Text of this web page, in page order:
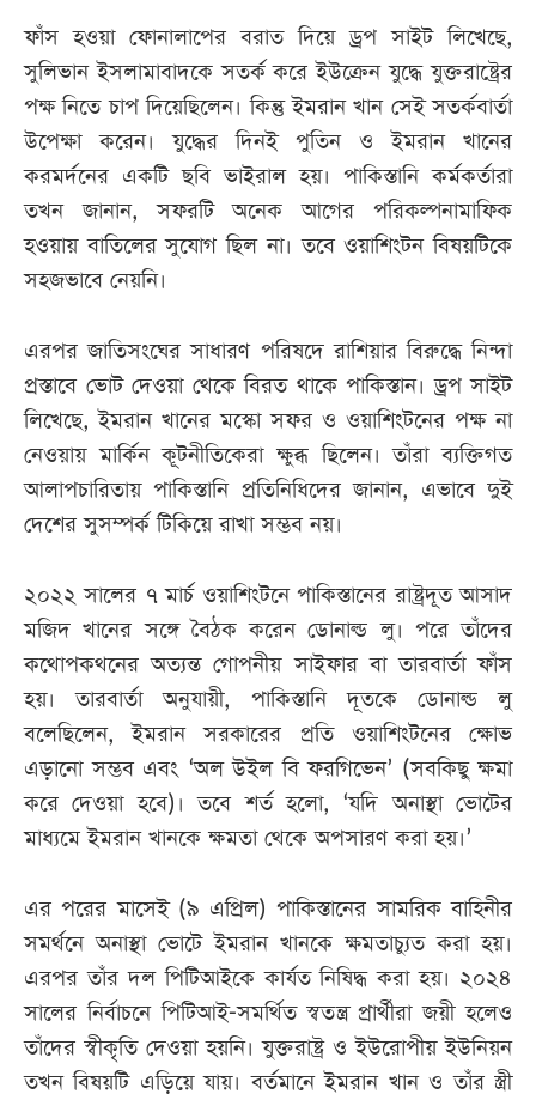
ফাঁস হওয়া ফোনালাপের বরাত দিয়ে ড্রপ সাইট লিখেছে,
সুলিভান ইসলামাবাদকে সতর্ক করে ইউক্রেন যুদ্ধে যুক্তরাষ্ট্রের
পক্ষ নিতে চাপ দিয়েছিলেন। কিন্তু ইমরান খান সেই সতর্কবার্তা
উপেক্ষা করেন। যুদ্ধের দিনই পুতিন ও ইমরান খানের
করমর্দনের একটি ছবি ভাইরাল হয়। পাকিস্তানি কর্মকর্তারা
তখন জানান, সফরটি অনেক আগের পরিকল্পনামাফিক
হওয়ায় বাতিলের সুযোগ ছিল না। তবে ওয়াশিংটন বিষয়টিকে
সহজভাবে নেয়নি।
এরপর জাতিসংঘের সাধারণ পরিষদে রাশিয়ার বিরুদ্ধে নিন্দা
প্রস্তাবে ভোট দেওয়া থেকে বিরত থাকে পাকিস্তান। ড্রপ সাইট
লিখেছে, ইমরান খানের মস্কো সফর ও ওয়াশিংটনের পক্ষ না
নেওয়ায় মার্কিন কূটনীতিকেরা ক্ষুব্ধ ছিলেন। তাঁরা ব্যক্তিগত
আলাপচারিতায় পাকিস্তানি প্রতিনিধিদের জানান, এভাবে দুই
দেশের সুসম্পর্ক টিকিয়ে রাখা সম্ভব নয়।
২০২২ সালের ৭ মার্চ ওয়াশিংটনে পাকিস্তানের রাষ্ট্রদূত আসাদ
মজিদ খানের সঙ্গে বৈঠক করেন ডোনাল্ড লু। পরে তাঁদের
কথোপকথনের অত্যন্ত গোপনীয় সাইফার বা তারবার্তা ফাঁস
হয়। তারবার্তা অনুযায়ী, পাকিস্তানি দূতকে ডোনাল্ড লু
বলেছিলেন, ইমরান সরকারের প্রতি ওয়াশিংটনের ক্ষোভ
এড়ানো সম্ভব এবং ‘অল উইল বি ফরগিভেন’ (সবকিছু ক্ষমা
করে দেওয়া হবে)। তবে শর্ত হলো, ‘যদি অনাস্থা ভোটের
মাধ্যমে ইমরান খানকে ক্ষমতা থেকে অপসারণ করা হয়।’
এর পরের মাসেই (৯ এপ্রিল) পাকিস্তানের সামরিক বাহিনীর
সমর্থনে অনাস্থা ভোটে ইমরান খানকে ক্ষমতাচ্যুত করা হয়।
এরপর তাঁর দল পিটিআইকে কার্যত নিষিদ্ধ করা হয়। ২০২৪
সালের নির্বাচনে পিটিআই-সমর্থিত স্বতন্ত্র প্রার্থীরা জয়ী হলেও
তাঁদের স্বীকৃতি দেওয়া হয়নি। যুক্তরাষ্ট্র ও ইউরোপীয় ইউনিয়ন
তখন বিষয়টি এড়িয়ে যায়। বর্তমানে ইমরান খান ও তাঁর স্ত্রী